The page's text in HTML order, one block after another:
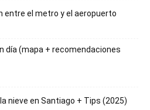
entre el metro y el aeropuerto
día (mapa + recomendaciones
nieve en Santiago + Tips (2025)